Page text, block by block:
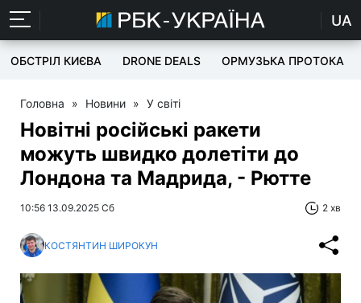
UA
ОБСТРІЛ КИЄВА DRONE DEALS ОРМУЗЬКА ПРОТОКА
Головна » Новини » У світі
Новітні російські ракети
можуть швидко долетіти до
Лондона та Мадрида, - Рютте
10:56 13.09.2025 Сб 2 хв
КОСТЯНТИН ШИРОКУН